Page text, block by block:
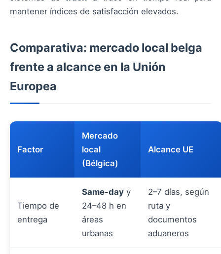
mantener índices de satisfacción elevados.
Comparativa: mercado local belga
frente a alcance en la Unión
Europea
Factor
Mercado
local
(Bélgica)
Alcance UE
Tiempo de
entrega
Same-day y
24–48 h en
áreas
urbanas
2–7 días, según
ruta y
documentos
aduaneros